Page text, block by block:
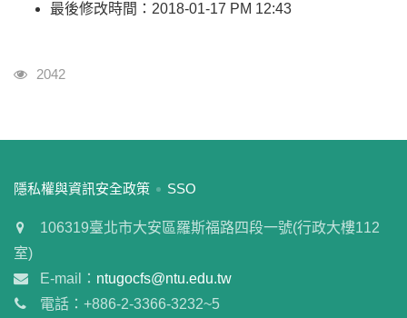
最後修改時間：2018-01-17 PM 12:43
瀏覽人次
2042
:::
隱私權與資訊安全政策 SSO
106319臺北市大安區羅斯福路四段一號(行政大樓112
室)
E-mail： ntugocfs@ntu.edu.tw
電話：+886-2-3366-3232~5